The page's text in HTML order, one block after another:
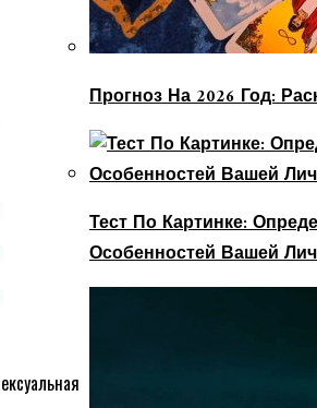
Прогноз На 2026 Год:
Тест По Картинке:
Особенностей Вашей